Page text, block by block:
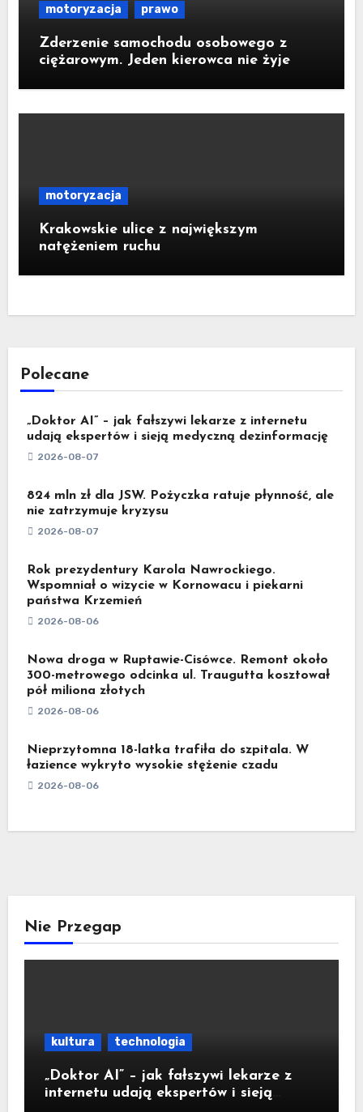
motoryzacja prawo
Zderzenie samochodu osobowego z
ciężarowym. Jeden kierowca nie żyje
motoryzacja
Krakowskie ulice z największym
natężeniem ruchu
Polecane
„Doktor AI” – jak fałszywi lekarze z internetu
udają ekspertów i sieją medyczną dezinformację
2026-08-07
824 mln zł dla JSW. Pożyczka ratuje płynność, ale
nie zatrzymuje kryzysu
2026-08-07
Rok prezydentury Karola Nawrockiego.
Wspomniał o wizycie w Kornowacu i piekarni
państwa Krzemień
2026-08-06
Nowa droga w Ruptawie-Cisówce. Remont około
300-metrowego odcinka ul. Traugutta kosztował
pół miliona złotych
2026-08-06
Nieprzytomna 18-latka trafiła do szpitala. W
łazience wykryto wysokie stężenie czadu
2026-08-06
Nie Przegap
kultura technologia
„Doktor AI” – jak fałszywi lekarze z
internetu udają ekspertów i sieją